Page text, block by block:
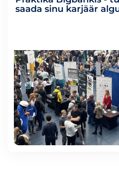
saada sinu karjäär